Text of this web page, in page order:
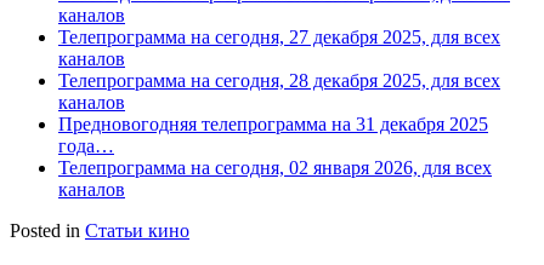
каналов
Телепрограмма на сегодня, 27 декабря 2025, для всех
каналов
Телепрограмма на сегодня, 28 декабря 2025, для всех
каналов
Предновогодняя телепрограмма на 31 декабря 2025
года…
Телепрограмма на сегодня, 02 января 2026, для всех
каналов
Posted in Статьи кино